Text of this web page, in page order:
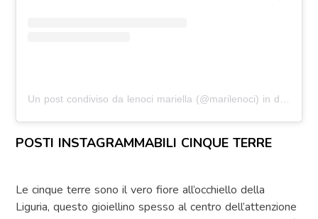
Un post condiviso da lenoci mariella (@marilenoci) in data:
POSTI INSTAGRAMMABILI CINQUE TERRE
Le cinque terre sono il vero fiore all’occhiello della
Liguria, questo gioiellino spesso al centro dell’attenzione